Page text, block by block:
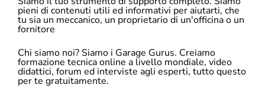
pieni di contenuti utili ed informativi per aiutarti, che
tu sia un meccanico, un proprietario di un'officina o un
fornitore
Chi siamo noi? Siamo i Garage Gurus. Creiamo
formazione tecnica online a livello mondiale, video
didattici, forum ed interviste agli esperti, tutto questo
per te gratuitamente.